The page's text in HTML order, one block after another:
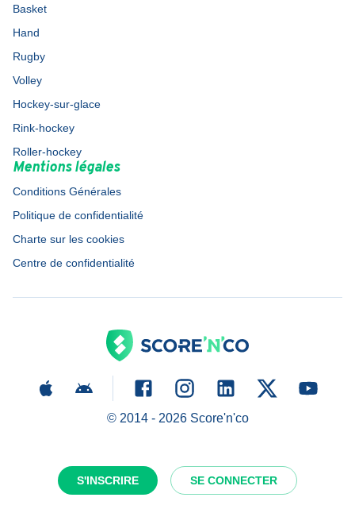
S'INSCRIRE SE CONNECTER
Basket
Hand
Rugby
Volley
Hockey-sur-glace
Rink-hockey
Roller-hockey
Mentions légales
Conditions Générales
Politique de confidentialité
Charte sur les cookies
Centre de confidentialité
© 2014 - 2026Score'n'co